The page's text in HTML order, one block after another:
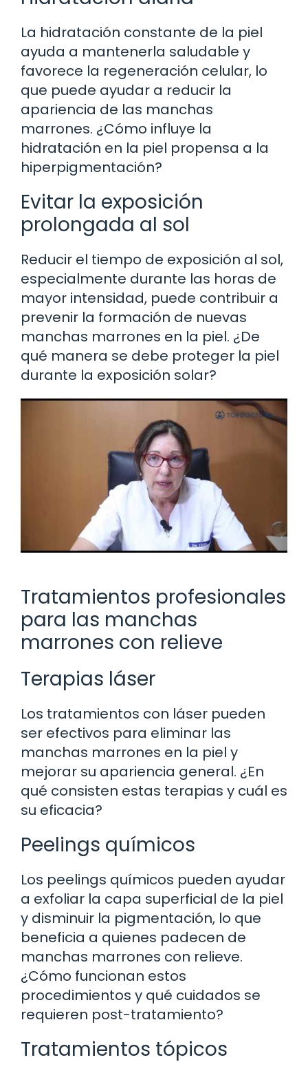
La hidratación constante de la piel
ayuda a mantenerla saludable y
favorece la regeneración celular, lo
que puede ayudar a reducir la
apariencia de las manchas
marrones. ¿Cómo influye la
hidratación en la piel propensa a la
hiperpigmentación?
Evitar la exposición
prolongada al sol
Reducir el tiempo de exposición al sol,
especialmente durante las horas de
mayor intensidad, puede contribuir a
prevenir la formación de nuevas
manchas marrones en la piel. ¿De
qué manera se debe proteger la piel
durante la exposición solar?
Tratamientos profesionales
para las manchas
marrones con relieve
Terapias láser
Los tratamientos con láser pueden
ser efectivos para eliminar las
manchas marrones en la piel y
mejorar su apariencia general. ¿En
qué consisten estas terapias y cuál es
su eficacia?
Peelings químicos
Los peelings químicos pueden ayudar
a exfoliar la capa superficial de la piel
y disminuir la pigmentación, lo que
beneficia a quienes padecen de
manchas marrones con relieve.
¿Cómo funcionan estos
procedimientos y qué cuidados se
requieren post-tratamiento?
Tratamientos tópicos